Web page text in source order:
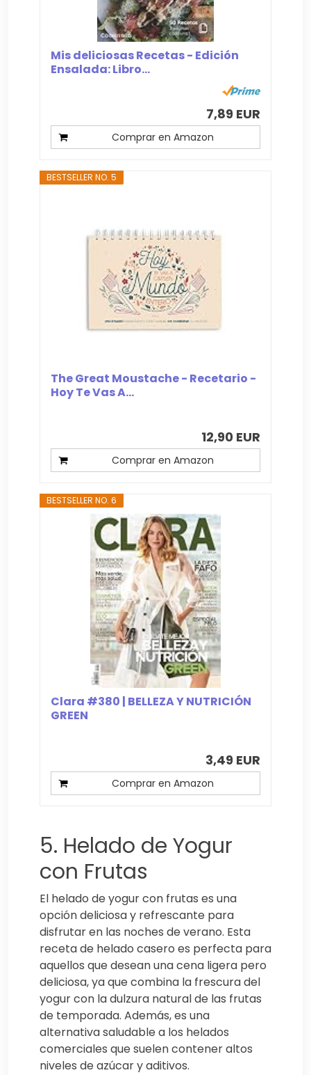
Mis deliciosas Recetas - Edición
Ensalada: Libro...
7,89 EUR
Comprar en Amazon
BESTSELLER NO. 5
The Great Moustache - Recetario -
Hoy Te Vas A...
12,90 EUR
Comprar en Amazon
BESTSELLER NO. 6
Clara #380 | BELLEZA Y NUTRICIÓN
GREEN
3,49 EUR
Comprar en Amazon
5. Helado de Yogur
con Frutas
El helado de yogur con frutas es una
opción deliciosa y refrescante para
disfrutar en las noches de verano. Esta
receta de helado casero es perfecta para
aquellos que desean una cena ligera pero
deliciosa, ya que combina la frescura del
yogur con la dulzura natural de las frutas
de temporada. Además, es una
alternativa saludable a los helados
comerciales que suelen contener altos
niveles de azúcar y aditivos.